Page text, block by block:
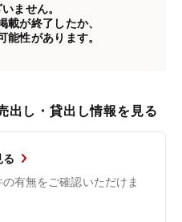
ません。
載が終了したか、
能性があります。
出し・貸出し情報を見る
る
有無をご確認いただけま